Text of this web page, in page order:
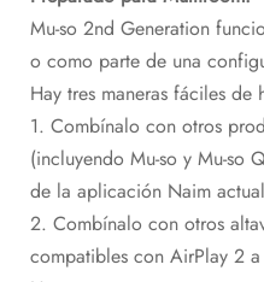
Mu-so 2nd Generation
o como parte de una
Hay tres maneras fáciles de
1. Combínalo con otros
(incluyendo Mu-so y Mu-so
de la aplicación Naim
2. Combínalo con otros
compatibles con AirPlay 2